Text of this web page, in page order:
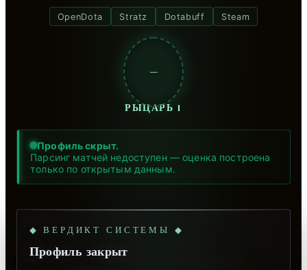
OpenDota Stratz Dotabuff Steam
—
РЫЦАРЬ 1
Профиль скрыт.
Парсинг матчей недоступен — оценка построена
только по открытым данным.
◆ ВЕРДИКТ СИСТЕМЫ ◆
Профиль закрыт